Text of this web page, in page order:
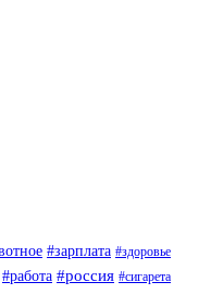
#зарплата #здоровье
#работа #россия #сигарета